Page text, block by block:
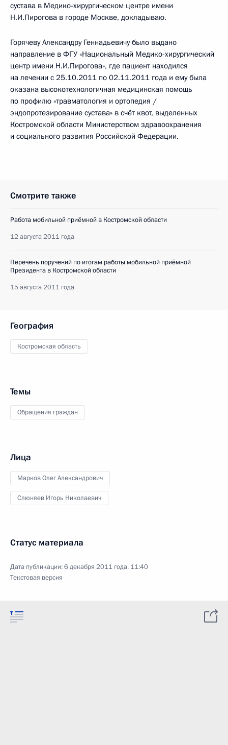
сустава в Медико-хирургическом центре имени
Н.И.Пирогова в городе Москве, докладываю.
Горячеву Александру Геннадьевичу было выдано
направление в ФГУ «Национальный Медико-хирургический
центр имени Н.И.Пирогова», где пациент находился
на лечении с 25.10.2011 по 02.11.2011 года и ему была
оказана высокотехнологичная медицинская помощь
по профилю «травматология и ортопедия /
эндопротезирование сустава» в счёт квот, выделенных
Костромской области Министерством здравоохранения
и социального развития Российской Федерации.
Смотрите также
Работа мобильной приёмной в Костромской области
12 августа 2011 года
Перечень поручений по итогам работы мобильной приёмной
Президента в Костромской области
15 августа 2011 года
География
Костромская область
Темы
Обращения граждан
Лица
Марков Олег Александрович
Слюняев Игорь Николаевич
Статус материала
Дата публикации:6 декабря 2011 года, 11:40
Текстовая версия